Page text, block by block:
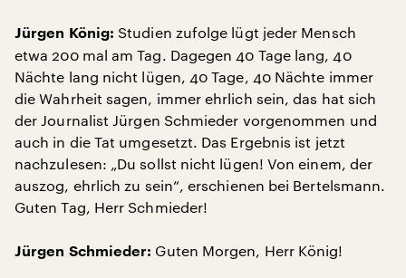
Jürgen König: Studien zufolge lügt jeder Mensch
etwa 200 mal am Tag. Dagegen 40 Tage lang, 40
Nächte lang nicht lügen, 40 Tage, 40 Nächte immer
die Wahrheit sagen, immer ehrlich sein, das hat sich
der Journalist Jürgen Schmieder vorgenommen und
auch in die Tat umgesetzt. Das Ergebnis ist jetzt
nachzulesen: „Du sollst nicht lügen! Von einem, der
auszog, ehrlich zu sein“, erschienen bei Bertelsmann.
Guten Tag, Herr Schmieder!
Jürgen Schmieder: Guten Morgen, Herr König!